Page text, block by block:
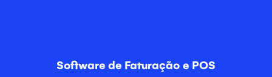
Software de Faturação e POS